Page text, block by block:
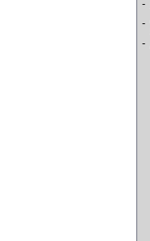
-
-
-